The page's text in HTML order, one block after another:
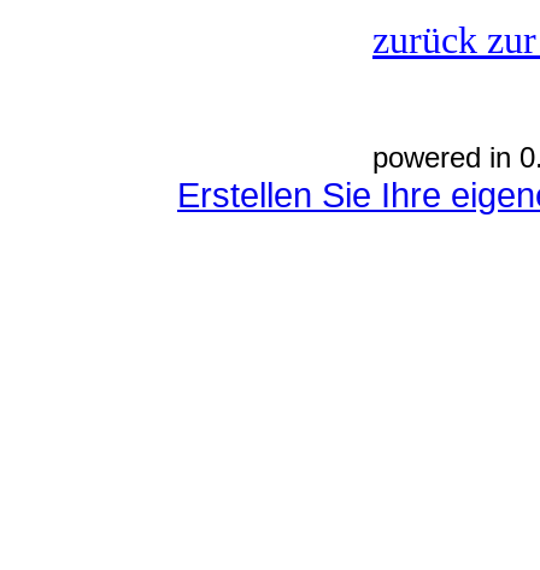
zurück
powered in
Erstellen Sie Ihre